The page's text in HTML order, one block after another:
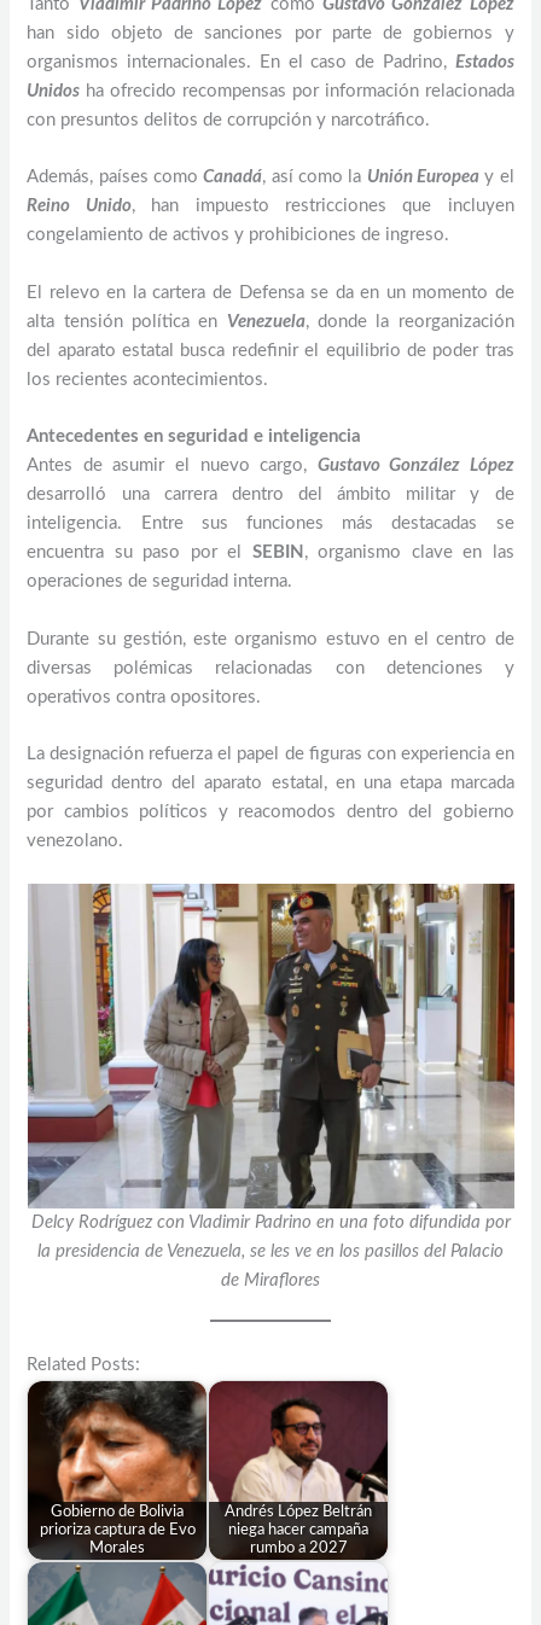
Tanto Vladimir Padrino López como Gustavo González López
han sido objeto de sanciones por parte de gobiernos y
organismos internacionales. En el caso de Padrino, Estados
Unidos ha ofrecido recompensas por información relacionada
con presuntos delitos de corrupción y narcotráfico.
Además, países comoCanadá, así como la Unión Europeay el
Reino Unido, han impuesto restricciones que incluyen
congelamiento de activos y prohibiciones de ingreso.
El relevo en la cartera de Defensa se da en un momento de
alta tensión política en Venezuela, donde la reorganización
del aparato estatal busca redefinir el equilibrio de poder tras
los recientes acontecimientos.
Antecedentes en seguridad e inteligencia
Antes de asumir el nuevo cargo, Gustavo González López
desarrolló una carrera dentro del ámbito militar y de
inteligencia. Entre sus funciones más destacadas se
encuentra su paso por el SEBIN , organismo clave en las
operaciones de seguridad interna.
Durante su gestión, este organismo estuvo en el centro de
diversas polémicas relacionadas con detenciones y
operativos contra opositores.
La designación refuerza el papel de figuras con experiencia en
seguridad dentro del aparato estatal, en una etapa marcada
por cambios políticos y reacomodos dentro del gobierno
venezolano.
Delcy Rodríguez con Vladimir Padrino en una foto difundida por
la presidencia de Venezuela, se les ve en los pasillos del Palacio
de Miraflores
Related Posts:
Gobierno de Bolivia
prioriza captura de Evo
Morales
Andrés López Beltrán
niega hacer campaña
rumbo a 2027